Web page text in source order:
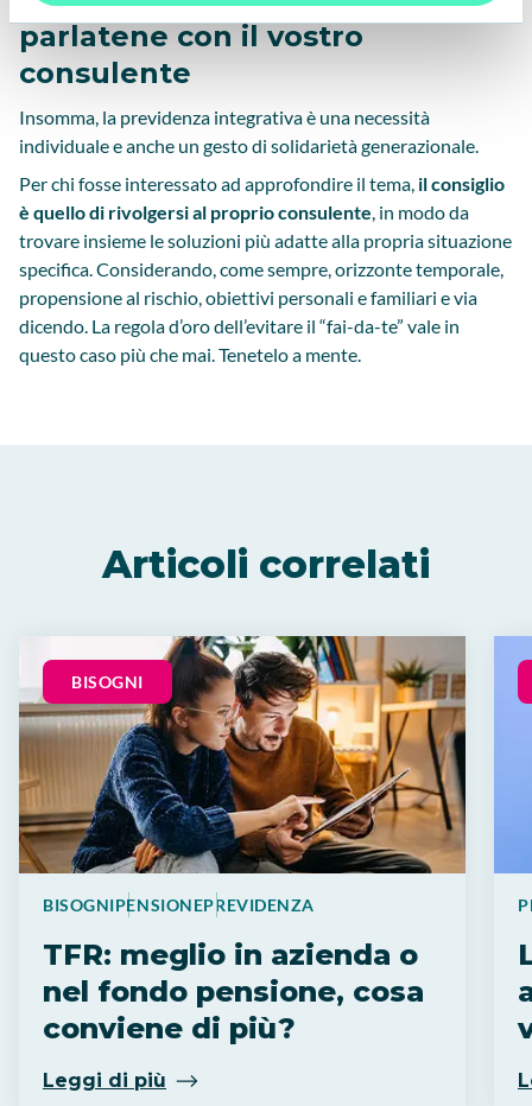
parlatene con il vostro
consulente
Insomma, la previdenza integrativa è una necessità
individuale e anche un gesto di solidarietà generazionale.
Per chi fosse interessato ad approfondire il tema, il consiglio
è quello di rivolgersi al proprio consulente, in modo da
trovare insieme le soluzioni più adatte alla propria situazione
specifica. Considerando, come sempre, orizzonte temporale,
propensione al rischio, obiettivi personali e familiari e via
dicendo. La regola d’oro dell’evitare il “fai-da-te” vale in
questo caso più che mai. Tenetelo a mente.
Articoli correlati
BISOGNI
BISOGNIPENSIONEPREVIDENZA
TFR: meglio in azienda o
nel fondo pensione, cosa
conviene di più?
Leggi di più